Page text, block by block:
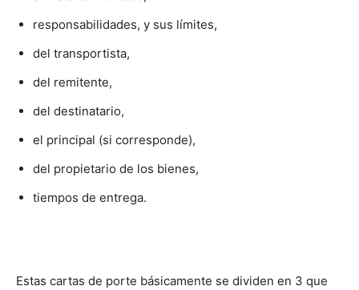
responsabilidades, y sus límites,
del transportista,
del remitente,
del destinatario,
el principal (si corresponde),
del propietario de los bienes,
tiempos de entrega.
Estas cartas de porte básicamente se dividen en 3 que